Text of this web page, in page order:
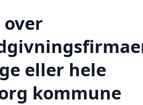
eller hele
kommune